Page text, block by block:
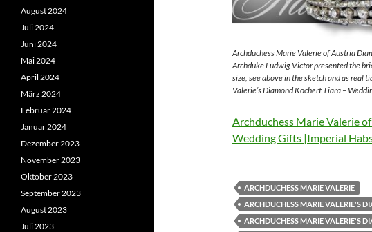
Archduchess Marie Valerie of Austria
Archduke Ludwig Victor presented the
size, see above in the sketch and as real
Valerie’s Diamond Köchert Tiara –
Archduchess Marie Valerie
Wedding Gifts |Imperial
ARCHDUCHESS MARIE VALERIE
ARCHDUCHESS MARIE VALERIE'S
ARCHDUCHESS MARIE VALERIE'S
August 2024
Juli 2024
Juni 2024
Mai 2024
April 2024
März 2024
Februar 2024
Januar 2024
Dezember 2023
November 2023
Oktober 2023
September 2023
August 2023
Juli 2023